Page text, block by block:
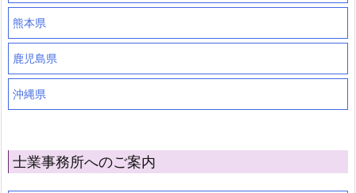
熊本県
鹿児島県
沖縄県
士業事務所へのご案内